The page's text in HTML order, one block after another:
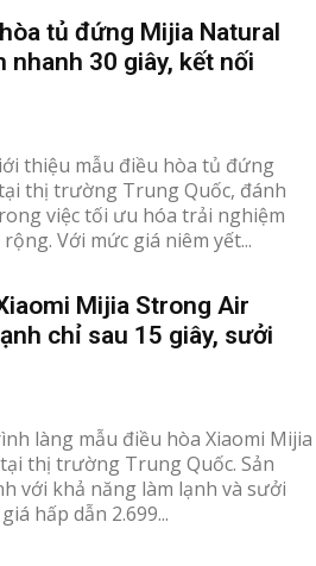
tủ đứng Mijia Natural
nhanh 30 giây, kết nối
thiệu mẫu điều hòa tủ đứng
thị trường Trung Quốc, đánh
việc tối ưu hóa trải nghiệm
Với mức giá niêm yết...
Mijia Strong Air
chỉ sau 15 giây, sưởi
làng mẫu điều hòa Xiaomi Mijia
thị trường Trung Quốc. Sản
với khả năng làm lạnh và sưởi
hấp dẫn 2.699...